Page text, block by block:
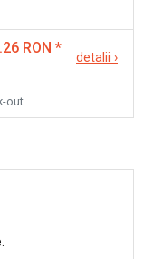
RON *
detalii ›
out